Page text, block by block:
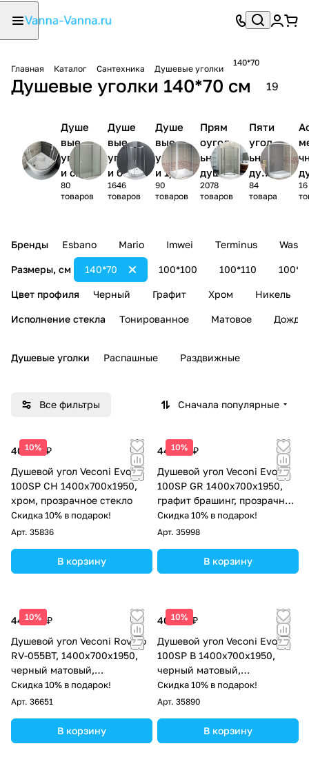
Главная Каталог Сантехника Душевые уголки
140*70
Душевые уголки 140*70 см 19
Душе
вые
уголк
и с
поддо
ном
80
товаров
Душе
вые
уголк
и без
поддо
на
1646
товаров
Душе
вые
уголк
и 1/4
круга
90
товаров
Прям
оугол
ьные
душев
ые
уголк
2078
товаров
Пяти
угол
ьные
душе
вые
угол
84
товара
16
Бренды Esbano Mario Imwei Terminus
Размеры, см 100*100 100*110
140*70
Цвет профиля Черный Графит Хром Никель
Исполнение стекла Тонированное Матовое Дождь
Душевые уголки Распашные Раздвижные
Все фильтры Сначала популярные
10%
40 282 ₽
Душевой угол Veconi Evo
100SP CH 1400х700x1950,
хром, прозрачное стекло
Скидка 10% в подарок!
Арт. 35836
В корзину
10%
44 845 ₽
Душевой угол Veconi Evo
100SP GR 1400х700x1950,
графит брашинг, прозрачное
стекло
Скидка 10% в подарок!
Арт. 35998
В корзину
10%
44 054 ₽
Душевой угол Veconi Rovigo
RV-055BT, 1400х700х1950,
черный матовый,
тонированное стекло
Скидка 10% в подарок!
Арт. 36651
В корзину
10%
40 282 ₽
Душевой угол Veconi Evo
100SP B 1400х700x1950,
черный матовый,
прозрачное стекло
Скидка 10% в подарок!
Арт. 35890
В корзину